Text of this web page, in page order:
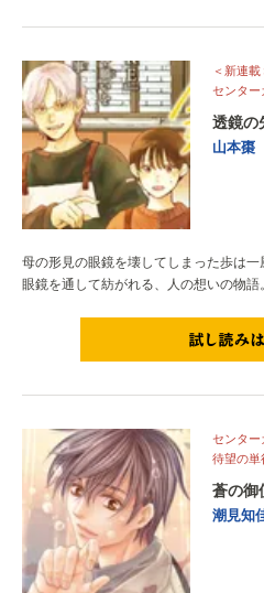
＜新連載
センター
透鏡の
山本棗
母の形見の眼鏡を壊してしまった歩は
眼鏡を通して紡がれる、人の想いの物語。
センター
待望の
蒼の御
潮見知